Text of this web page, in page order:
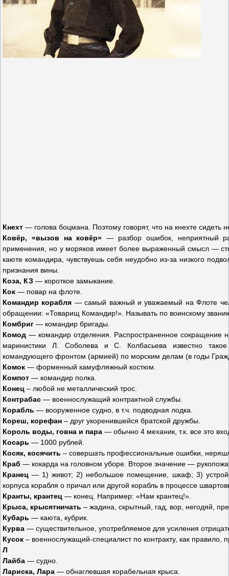
Кнехт — голова боцмана. Поэтому говорят, что на кнехте сидеть
Ковёр, «вызов на ковёр» — разбор ошибок, неприятный
применения, но у моряков имеет более выраженный смысл —
каюте командира, чувствуешь себя неудобно из-за низкого
признания вины.
Коза, КЗ — короткое замыкание.
Кок — повар на флоте.
Командир корабля — самый важный и уважаемый на Флоте
обращении: «Товарищ Командир!». Называть по воинскому
Комбриг — командир бригады.
Комод — командир отделения. Распространенное сокращение
маринистики Л. Соболева и С. Колбасьева известно
командующего фронтом (армией) по морским делам (в годы
Комок — форменный камуфляжный костюм.
Компот — командир полка.
Конец – любой не металлический трос.
Контрабас — военнослужащий контрактной службы.
Корабль — вооруженное судно, в т.ч. подводная лодка.
Кореш, корефан – друг укоренившейся братской дружбы.
Король воды, говна и пара — обычно 4 механик, т.к. все это
Косарь — 1000 рублей.
Косяк, косячить – совершать профессиональные ошибки,
Краб — кокарда на головном уборе. Второе значение —
Кранец — 1) живот; 2) небольшое помещение, шкаф; 3)
корпуса корабля о причал или другой корабль в процессе
Кранты, крантец — конец. Например: «Нам крантец!».
Крыса, крысятничать – жадина, скрытный, гад, вор, негодяй,
Кубарь — каюта, кубрик.
Курва — существительное, употребляемое для усиления
Кусок – военнослужащий-специалист по контракту, как правило,
Л
Лайба — судно.
Лариска, Лара — обнаглевшая корабельная крыса.